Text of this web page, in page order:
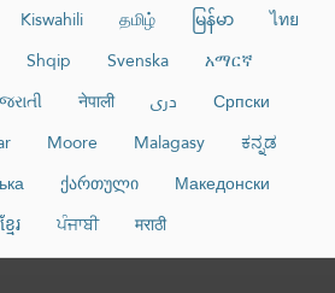
Kiswahili தமிழ் မြန်မာ
ไทย
Shqip Svenska
አማርኛ
नेपाली دری
Српски
Moore Malagasy
ಕನ್ನಡ
ქართული
Македонски
ែរ
ਪੰਜਾਬੀ मराठी